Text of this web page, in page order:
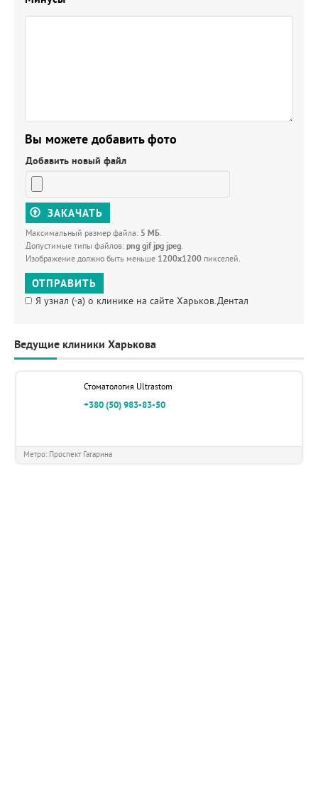
Вы можете добавить фото
Добавить новый файл
ЗАКАЧАТЬ
Максимальный размер файла: 5 МБ.
Допустимые типы файлов: png gif jpg jpeg.
Изображение должно быть меньше 1200x1200 пикселей.
ОТПРАВИТЬ
Я узнал (-а) о клинике на сайте Харьков.Дентал
Ведущие клиники Харькова
Стоматология Ultrastom
+380 (50) 983-83-50
Метро: Проспект Гагарина